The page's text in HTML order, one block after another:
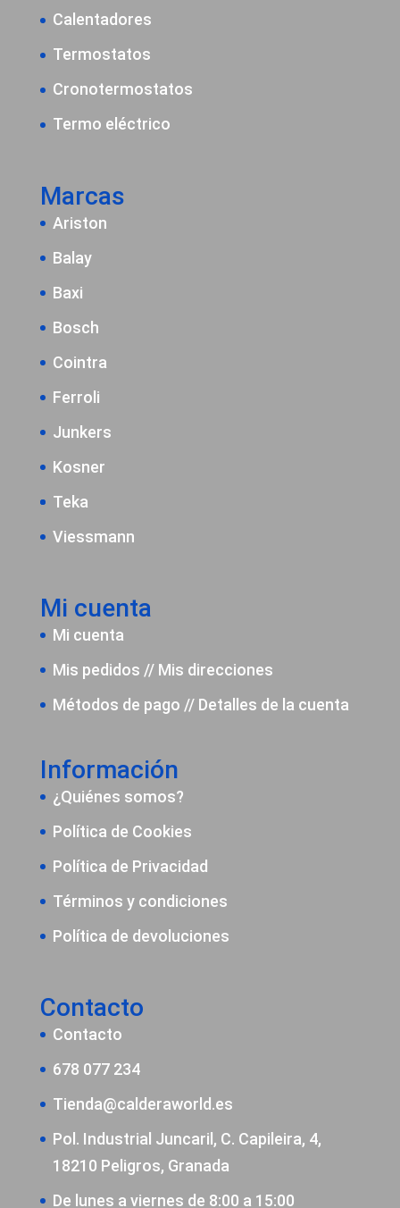
Calentadores
Termostatos
Cronotermostatos
Termo eléctrico
Marcas
Ariston
Balay
Baxi
Bosch
Cointra
Ferroli
Junkers
Kosner
Teka
Viessmann
Mi cuenta
Mi cuenta
Mis pedidos // Mis direcciones
Métodos de pago // Detalles de la cuenta
Información
¿Quiénes somos?
Política de Cookies
Política de Privacidad
Términos y condiciones
Política de devoluciones
Contacto
Contacto
678 077 234
Tienda@calderaworld.es
Pol. Industrial Juncaril, C. Capileira, 4,
18210 Peligros, Granada
De lunes a viernes de 8:00 a 15:00